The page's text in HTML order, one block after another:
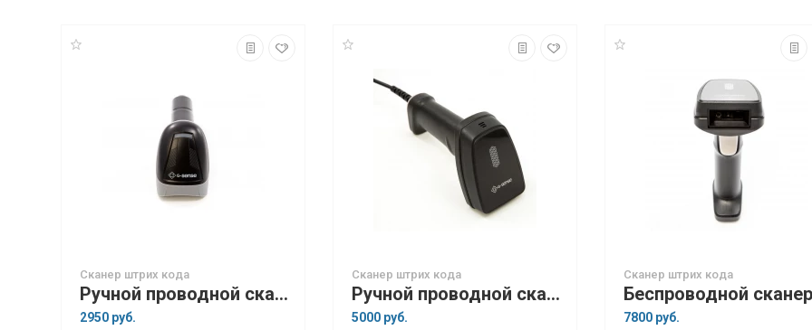
Сканер штрих кода
Ручной проводной сканер штрих-кодов G-SENSE IS1401G 2D
2950 руб.
Сканер штрих кода
Ручной проводной сканер штрих-кодов G-SENSE IS1402HD 2D
5000 руб.
Сканер штрих кода
7800 руб.